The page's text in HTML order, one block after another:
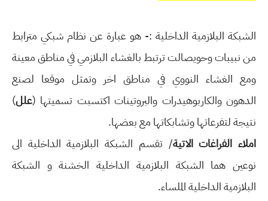
الشبكة البلازمية الداخلية :- هو عبارة عن نظام شبكي مترابط
من نبيبات وحويصالت ترتبط بالغشاء البلازمي في مناطق معينة
ومع الغشاء النووي في مناطق اخر وتمثل موقعا لصنع
الدهونوالكاربوهيدرات والبروتينات اكتسبت تسميتها (علل)
نتيجة لتفرعاتها وتشابكاتها مع بعضها.
املاء الفراغات الاتية/ تقسم الشبكة البلازمية الداخلية الى
نوعين هما الشبكة البلازمية الداخلية الخشنةو الشبكة
البلازمية الداخلية الملساء.